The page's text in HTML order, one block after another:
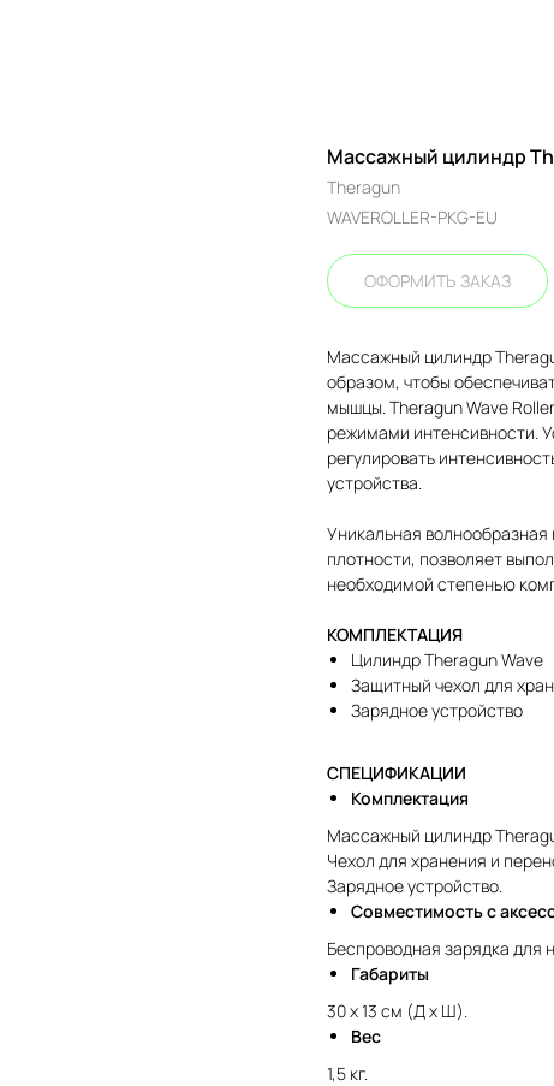
Массажный цилиндр
Theragun
WAVEROLLER-PKG-EU
ОФОРМИТЬ ЗАКАЗ
Массажный цилиндр
образом, чтобы
мышцы. Theragun Wave
режимами интенсивности.
регулировать
устройства.
Уникальная волнообразная
плотности, позволяет
необходимой степенью
КОМПЛЕКТАЦИЯ
Цилиндр Theragun Wave
Защитный чехол для
Зарядное устройство
СПЕЦИФИКАЦИИ
Комплектация
Массажный цилиндр
Чехол для хранения и
Зарядное устройство.
Совместимость с
Беспроводная зарядка для
Габариты
30 x 13 см (Д х Ш).
Вес
1,5 кг.